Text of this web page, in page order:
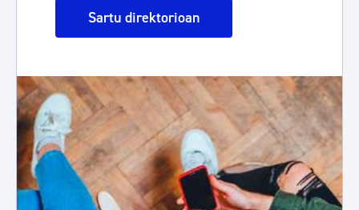
Sartu direktorioan